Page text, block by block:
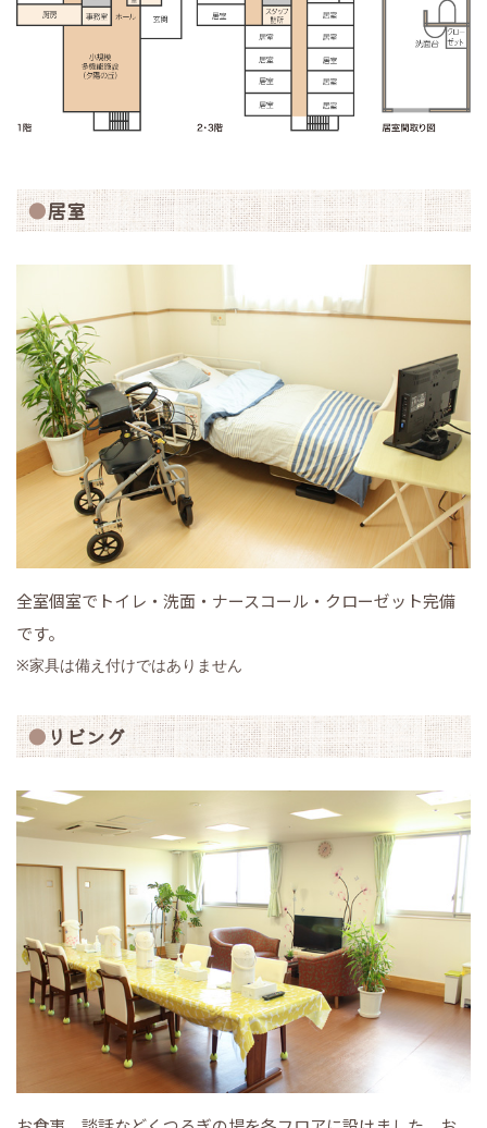
居室
全室個室でトイレ・洗面・ナースコール・クローゼット完備
です。
※家具は備え付けではありません
リビング